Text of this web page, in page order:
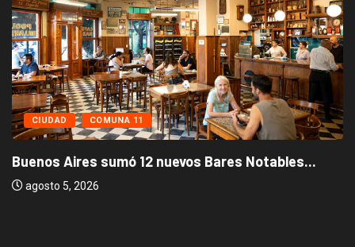
CIUDAD COMUNA 11
Buenos Aires sumó 12 nuevos Bares Notables...
agosto 5, 2026